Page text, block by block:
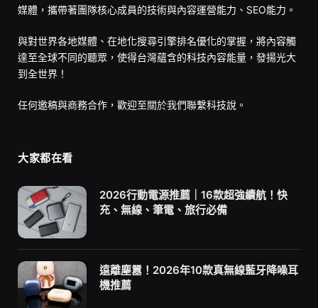
媒體，攜帶著團隊核心成員的技術與內容運營能力、SEO能力。
與對世界各地媒體、在地化搜尋引擎排名優化的掌握，將內容觸
達至全球不同的聽眾，使得台灣蘊含的科技內容能量，發揚光大
到全世界！
任何邀稿與商務合作，歡迎至關於我們聯繫科技說。
大家都在看
2026行動電源推薦｜16款超強續航！快
充、無線、筆電、旅行必備
遠離塵囂！2026年10款真無線藍牙降噪耳
機推薦